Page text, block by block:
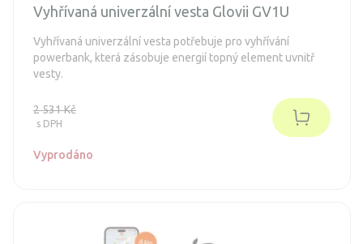
Vyhřívaná univerzální vesta Glovii GV1U
Vyhřívaná univerzální vesta potřebuje pro vyhřívání
powerbank, která zásobuje energií topný element uvnitř
vesty.
2 531 Kč
s DPH
Vyprodáno